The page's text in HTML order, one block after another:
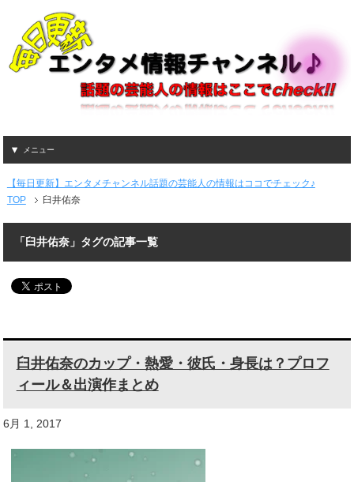
メニュー
【毎日更新】エンタメチャンネル話題の芸能人の情報はココでチェック♪
TOP
臼井佑奈
「臼井佑奈」タグの記事一覧
臼井佑奈のカップ・熱愛・彼氏・身長は？プロフ
ィール＆出演作まとめ
6月 1, 2017